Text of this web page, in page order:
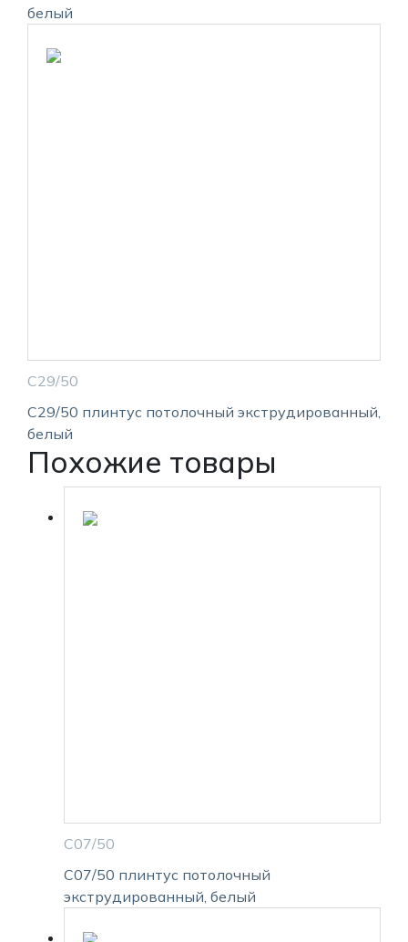
белый
С29/50
С29/50 плинтус потолочный экструдированный,
белый
Похожие товары
С07/50
С07/50 плинтус потолочный
экструдированный, белый